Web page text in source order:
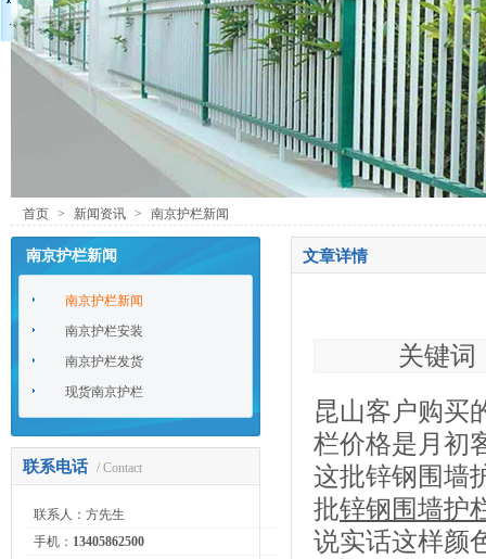
首页 > 新闻资讯 > 南京护栏新闻
南京护栏新闻
南京护栏新闻
南京护栏安装
南京护栏发货
现货南京护栏
联系电话 / Contact
联系人：方先生
手机： 13405862500
文章详情
关键词
昆山客户购买
栏价格是月初
这批锌钢围墙
批锌钢围墙护
说实话这样颜